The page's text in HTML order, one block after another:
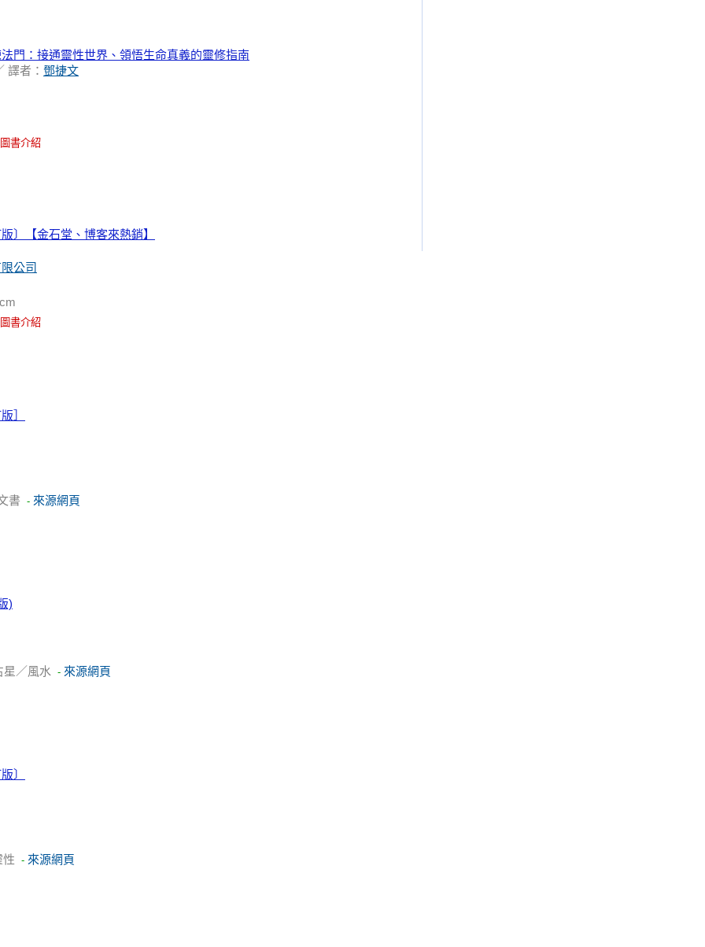
門：接通靈性世界、領悟生命真義的靈修指南
譯者： 鄧捷文
書介紹
〕【金石堂、博客來熱銷】
公司
書介紹
］
書 - 來源網頁
)
星／風水 - 來源網頁
〕
性 - 來源網頁